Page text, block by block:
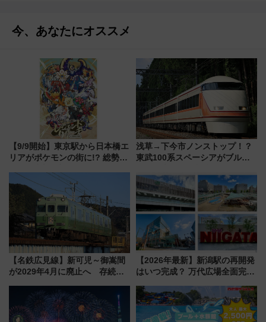
今、あなたにオススメ
【9/9開始】東京駅から日本橋エ
リアがポケモンの街に!? 総勢
リサーチ」本格謎解き・グッズ
情報まとめ
浅草→下今市ノンストップ！？
東武100系スペーシアがブルー
ー当時の停車駅」を再現 運転
時刻や特急券の買い方を紹介
【名鉄広見線】新可児～御嵩間
が2029年4月に廃止へ 存続協
【2026年最新】新潟駅の再開発
はいつ完成？ 万代広場全面完成
開発、バスタ新潟構想まで徹底
解説！